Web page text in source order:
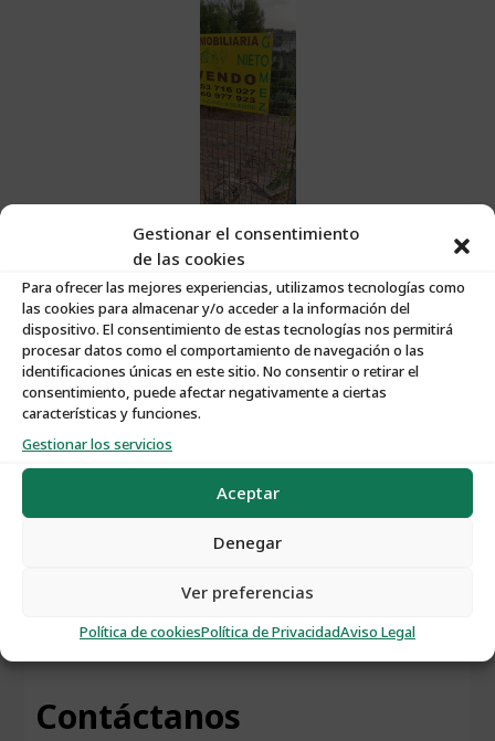
Gestionar el consentimiento
de las cookies
Para ofrecer las mejores experiencias, utilizamos tecnologías como
las cookies para almacenar y/o acceder a la información del
dispositivo. El consentimiento de estas tecnologías nos permitirá
procesar datos como el comportamiento de navegación o las
identificaciones únicas en este sitio. No consentir o retirar el
consentimiento, puede afectar negativamente a ciertas
características y funciones.
Gestionar los servicios
Aceptar
Denegar
Ver preferencias
Política de cookiesPolítica de PrivacidadAviso Legal
Características:
Nº de Propiedad:S083
Tipo de Propiedad:Solares
Tipo de Operación:Venta
Contáctanos